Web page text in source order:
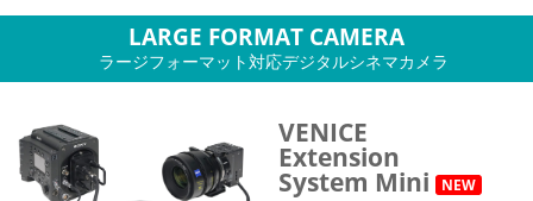
LARGE FORMAT CAMERA
ラージフォーマット対応デジタルシネマカメラ
VENICE
Extension
System Mini NEW